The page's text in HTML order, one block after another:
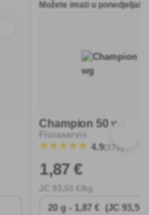
Možete imati u ponedjeljak,
Champion 50 wg
Floraservis
4.9(170)
1,87 €
,50 €/kg